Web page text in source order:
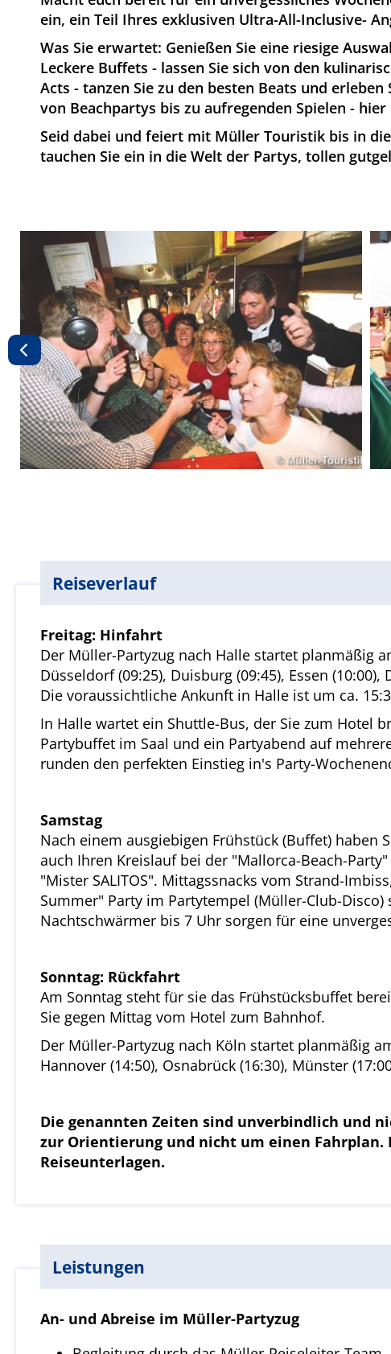
ein, ein Teil Ihres exklusiven Ultra-All-Inclusive-
Was Sie erwartet: Genießen Sie eine riesige
Leckere Buffets - lassen Sie sich von den
Acts - tanzen Sie zu den besten Beats und
von Beachpartys bis zu aufregenden Spielen -
Seid dabei und feiert mit Müller Touristik bis in
tauchen Sie ein in die Welt der Partys, tollen
Reiseverlauf
Freitag: Hinfahrt
Der Müller-Partyzug nach Halle startet planmäßig
Düsseldorf (09:25), Duisburg (09:45), Essen
Die voraussichtliche Ankunft in Halle ist um ca.
In Halle wartet ein Shuttle-Bus, der Sie zum Hotel
Partybuffet im Saal und ein Partyabend auf
runden den perfekten Einstieg in's Party-
Samstag
Nach einem ausgiebigen Frühstück (Buffet) haben
auch Ihren Kreislauf bei der "Mallorca-Beach-
"Mister SALITOS". Mittagssnacks vom Strand-
Summer" Party im Partytempel (Müller-Club-
Nachtschwärmer bis 7 Uhr sorgen für eine
Sonntag: Rückfahrt
Am Sonntag steht für sie das Frühstücksbuffet
Sie gegen Mittag vom Hotel zum Bahnhof.
Der Müller-Partyzug nach Köln startet planmäßig
Hannover (14:50), Osnabrück (16:30), Münster
Die genannten Zeiten sind unverbindlich und
zur Orientierung und nicht um einen
Reiseunterlagen.
Leistungen
An- und Abreise im Müller-Partyzug